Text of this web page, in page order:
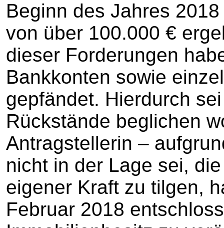
Beginn des Jahres
von über 100.000 €
dieser Forderungen
Bankkonten sowie
gepfändet. Hierdurch
Rückstände beglichen
Antragstellerin –
nicht in der Lage sei,
eigener Kraft zu tilgen,
Februar 2018